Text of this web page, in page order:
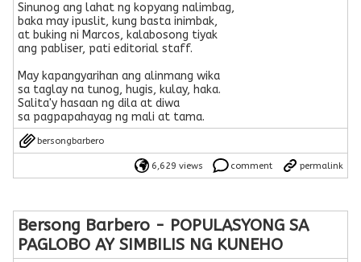
Sinunog ang lahat ng kopyang nalimbag,
baka may ipuslit, kung basta inimbak,
at buking ni Marcos, kalabosong tiyak
ang pabliser, pati editorial staff.
May kapangyarihan ang alinmang wika
sa taglay na tunog, hugis, kulay, haka.
Salita'y hasaan ng dila at diwa
sa pagpapahayag ng mali at tama.
bersongbarbero
6,629 views comment permalink
Bersong Barbero - POPULASYONG SA
PAGLOBO AY SIMBILIS NG KUNEHO